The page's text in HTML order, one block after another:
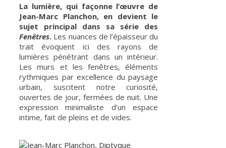
La lumière, qui façonne l’œuvre de
Jean-Marc Planchon, en devient le
sujet principal dans sa série des
Fenêtres. Les nuances de l’épaisseur du
trait évoquent ici des rayons de
lumières pénétrant dans un intérieur.
Les murs et les fenêtres, éléments
rythmiques par excellence du paysage
urbain, suscitent notre curiosité,
ouvertes de jour, fermées de nuit. Une
expression minimaliste d’un espace
intime, fait de pleins et de vides.